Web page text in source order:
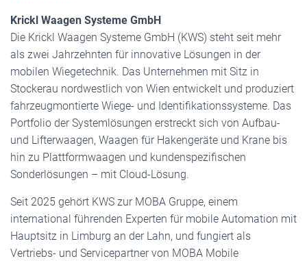
Krickl Waagen Systeme GmbH
Die Krickl Waagen Systeme GmbH (KWS) steht seit mehr
als zwei Jahrzehnten für innovative Lösungen in der
mobilen Wiegetechnik. Das Unternehmen mit Sitz in
Stockerau nordwestlich von Wien entwickelt und produziert
fahrzeugmontierte Wiege- und Identifikationssysteme. Das
Portfolio der Systemlösungen erstreckt sich von Aufbau-
und Lifterwaagen, Waagen für Hakengeräte und Krane bis
hin zu Plattformwaagen und kundenspezifischen
Sonderlösungen – mit Cloud-Lösung.
Seit 2025 gehört KWS zur MOBA Gruppe, einem
international führenden Experten für mobile Automation mit
Hauptsitz in Limburg an der Lahn, und fungiert als
Vertriebs- und Servicepartner von MOBA Mobile